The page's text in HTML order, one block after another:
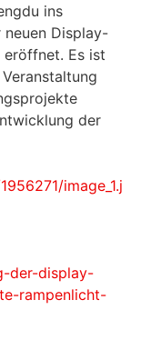
ins
Display-
Es ist
der
image_1.j
der-display-
rampenlicht-